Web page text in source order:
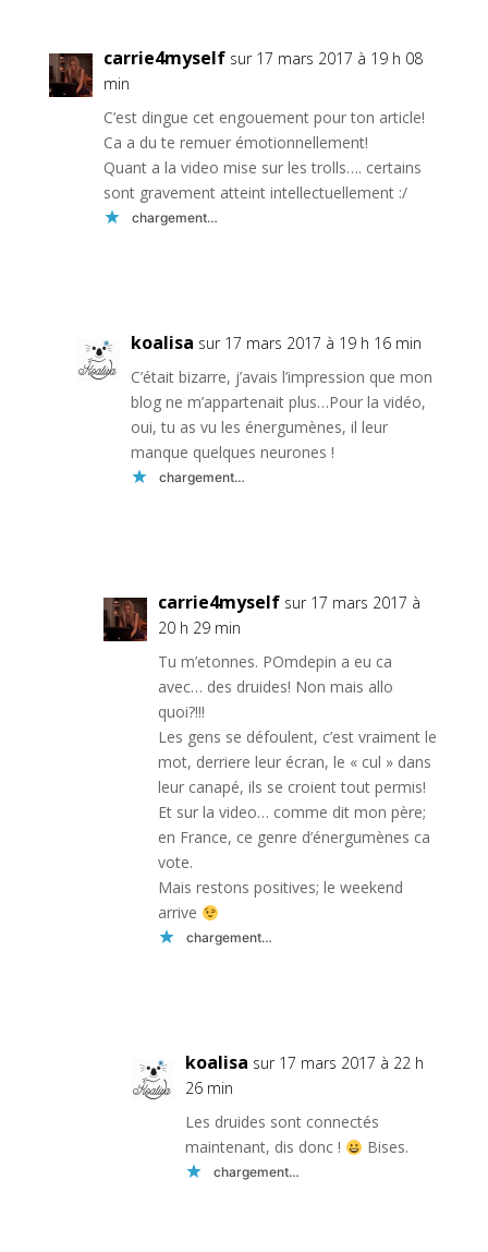
carrie4myself sur 17 mars 2017 à 19 h 08
min
C’est dingue cet engouement pour ton article!
Ca a du te remuer émotionnellement!
Quant a la video mise sur les trolls…. certains
sont gravement atteint intellectuellement :/
chargement…
koalisa sur 17 mars 2017 à 19 h 16 min
C’était bizarre, j’avais l’impression que mon
blog ne m’appartenait plus…Pour la vidéo,
oui, tu as vu les énergumènes, il leur
manque quelques neurones !
chargement…
carrie4myself sur 17 mars 2017 à
20 h 29 min
Tu m’etonnes. POmdepin a eu ca
avec… des druides! Non mais allo
quoi?!!!
Les gens se défoulent, c’est vraiment le
mot, derriere leur écran, le « cul » dans
leur canapé, ils se croient tout permis!
Et sur la video… comme dit mon père;
en France, ce genre d’énergumènes ca
vote.
Mais restons positives; le weekend
arrive
chargement…
koalisa sur 17 mars 2017 à 22 h
26 min
Les druides sont connectés
maintenant, dis donc !
Bises.
chargement…